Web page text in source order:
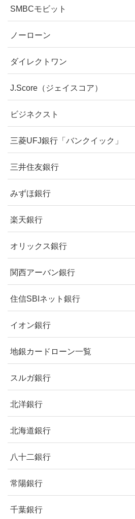
SMBCモビット
ノーローン
ダイレクトワン
J.Score（ジェイスコア）
ビジネクスト
三菱UFJ銀行「バンクイック」
三井住友銀行
みずほ銀行
楽天銀行
オリックス銀行
関西アーバン銀行
住信SBIネット銀行
イオン銀行
地銀カードローン一覧
スルガ銀行
北洋銀行
北海道銀行
八十二銀行
常陽銀行
千葉銀行